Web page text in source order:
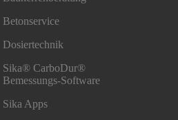
Betonservice
Dosiertechnik
Sika® CarboDur®
Bemessungs-Software
Sika Apps